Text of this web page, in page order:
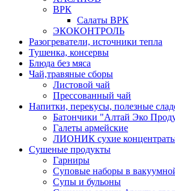
ВРК
Салаты ВРК
ЭКОКОНТРОЛЬ
Разогреватели, источники тепла
Тушенка, консервы
Блюда без мяса
Чай,травяные сборы
Листовой чай
Прессованный чай
Напитки, перекусы, полезные
Батончики "Алтай Эко
Галеты армейские
ЛИОНИК сухие
Сушеные продукты
Гарниры
Суповые наборы в
Супы и бульоны